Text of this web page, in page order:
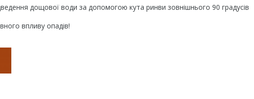
дощової води за допомогою кута ринви зовнішнього 90 градусів
впливу опадів!